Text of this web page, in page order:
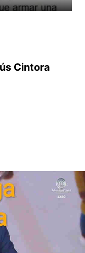
Cintora